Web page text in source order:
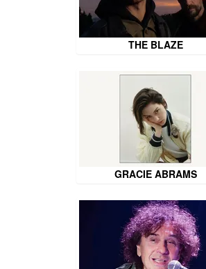
THE BLAZE
GRACIE ABRAMS